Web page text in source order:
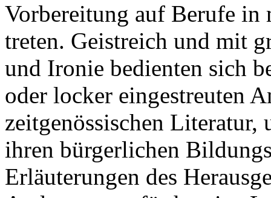
Vorbereitung auf Berufe in
treten. Geistreich und mit
und Ironie bedienten sich
oder locker eingestreuten
zeitgenössischen
ihren bürgerlichen
Erläuterungen des